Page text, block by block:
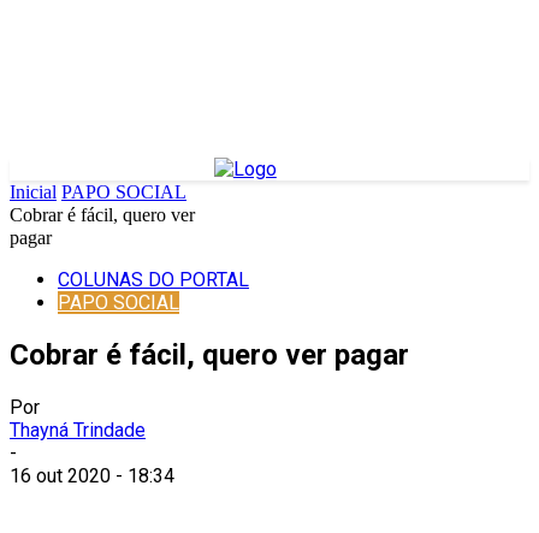
Inicial PAPO SOCIAL
Cobrar é fácil, quero ver
pagar
COLUNAS DO PORTAL
PAPO SOCIAL
Cobrar é fácil, quero ver pagar
Por
Thayná Trindade
-
16 out 2020 - 18:34